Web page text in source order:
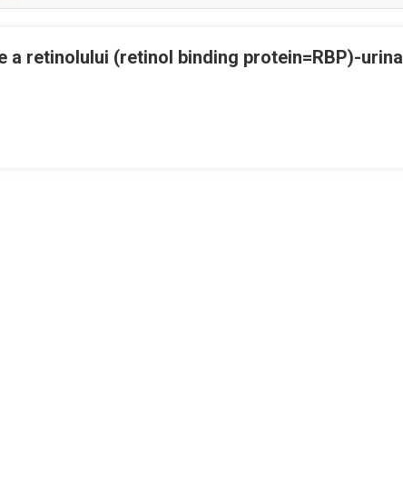
a retinolului (retinol binding protein=RBP)-urina